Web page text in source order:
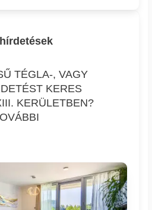
TÉGLA-, VAGY
KERES
KERÜLETBEN?